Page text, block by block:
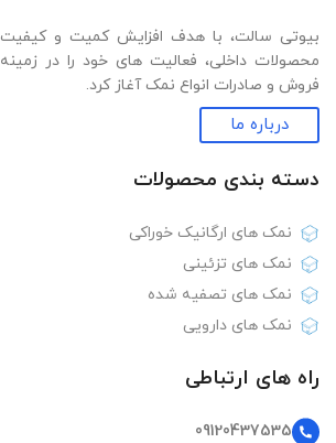
بیوتی سالت، با هدف افزایش کمیت و کیفیت
محصولات داخلی، فعالیت های خود را در زمینه
فروش و صادرات انواع نمک آغاز کرد.
درباره ما
دسته بندی‌ محصولات
نمک های ارگانیک خوراکی
نمک های تزئینی
نمک های تصفیه شده
نمک های دارویی
راه های ارتباطی
09120437535